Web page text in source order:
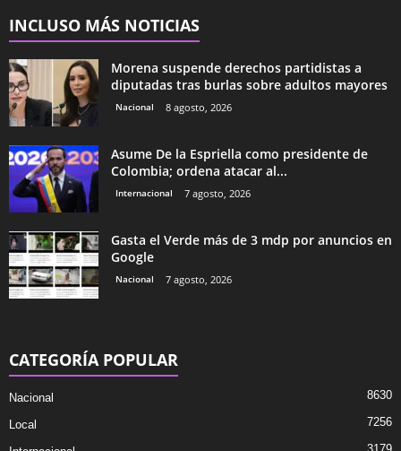
INCLUSO MÁS NOTICIAS
Morena suspende derechos partidistas a
diputadas tras burlas sobre adultos mayores
Nacional 8 agosto, 2026
Asume De la Espriella como presidente de
Colombia; ordena atacar al...
Internacional 7 agosto, 2026
Gasta el Verde más de 3 mdp por anuncios en
Google
Nacional 7 agosto, 2026
CATEGORÍA POPULAR
Nacional 8630
Local 7256